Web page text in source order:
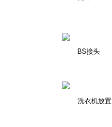
BS接头
洗衣机放置